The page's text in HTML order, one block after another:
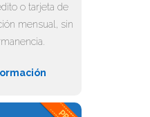
o tarjeta de
mensual, sin